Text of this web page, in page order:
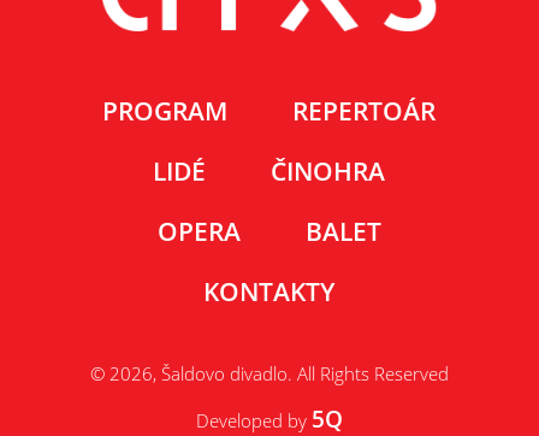
PROGRAM
REPERTOÁR
LIDÉ
ČINOHRA
OPERA
BALET
KONTAKTY
© 2026, Šaldovo divadlo. All Rights Reserved
Developed by 5Q